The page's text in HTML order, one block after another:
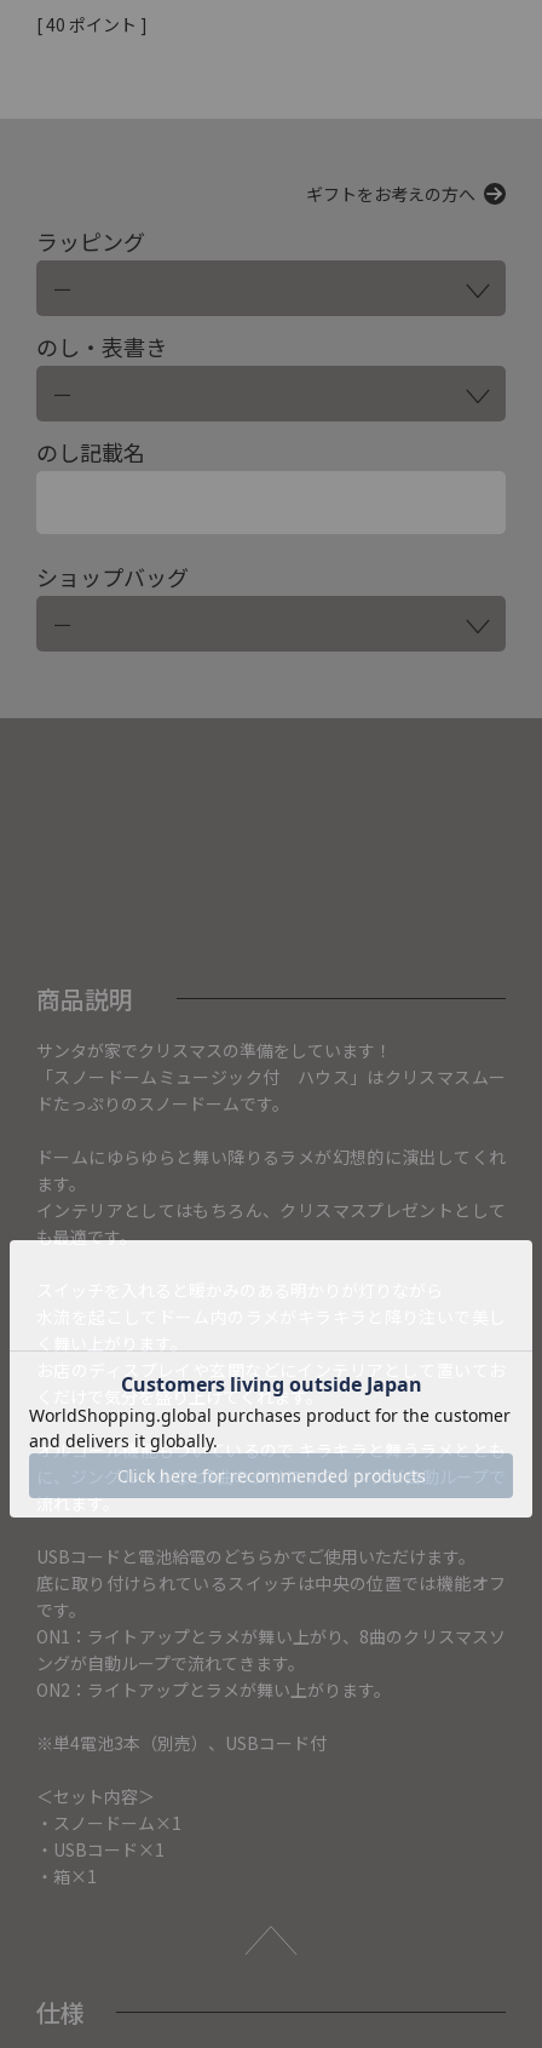
[40 ポイント ]
ギフトをお考えの方へ
ラッピング
のし・表書き
のし記載名
ショップバッグ
商品説明
サンタが家でクリスマスの準備をしています！
「スノードームミュージック付 ハウス」はクリスマスムー
ドたっぷりのスノードームです。
ドームにゆらゆらと舞い降りるラメが幻想的に演出してくれ
ます。
インテリアとしてはもちろん、クリスマスプレゼントとして
も最適です。
くだけで気分を盛り上げてくれます。
オルゴール機能もついているので キラキラと舞うラメととも
に、ジングルベルなど8曲のクリスマスソングが自動ループで
流れます。
USBコードと電池給電のどちらかでご使用いただけます。
底に取り付けられているスイッチは中央の位置では機能オフ
です。
ON1：ライトアップとラメが舞い上がり、8曲のクリスマスソ
ングが自動ループで流れてきます。
ON2：ライトアップとラメが舞い上がります。
※単4電池3本（別売）、USBコード付
＜セット内容＞
・スノードーム×1
・USBコード×1
・箱×1
仕様